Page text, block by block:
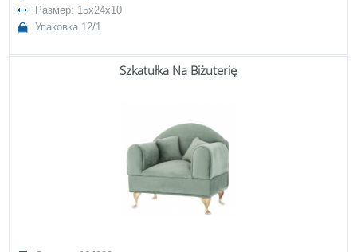
Размер: 15x24x10
Упаковка 12/1
Szkatułka Na Biżuterię